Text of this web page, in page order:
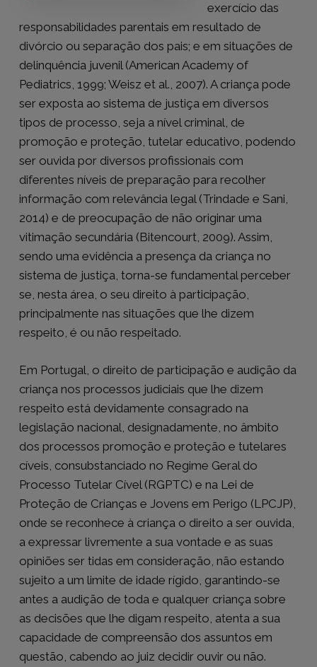
exercício das
responsabilidades parentais em resultado de
divórcio ou separação dos pais; e em situações de
delinquência juvenil (American Academy of
Pediatrics, 1999; Weisz et al., 2007). A criança pode
ser exposta ao sistema de justiça em diversos
tipos de processo, seja a nível criminal, de
promoção e proteção, tutelar educativo, podendo
ser ouvida por diversos profissionais com
diferentes níveis de preparação para recolher
informação com relevância legal (Trindade e Sani,
2014) e de preocupação de não originar uma
vitimação secundária (Bitencourt, 2009). Assim,
sendo uma evidência a presença da criança no
sistema de justiça, torna-se fundamental perceber
se, nesta área, o seu direito à participação,
principalmente nas situações que lhe dizem
respeito, é ou não respeitado.
Em Portugal, o direito de participação e audição da
criança nos processos judiciais que lhe dizem
respeito está devidamente consagrado na
legislação nacional, designadamente, no âmbito
dos processos promoção e proteção e tutelares
cíveis, consubstanciado no Regime Geral do
Processo Tutelar Cível (RGPTC) e na Lei de
Proteção de Crianças e Jovens em Perigo (LPCJP),
onde se reconhece à criança o direito a ser ouvida,
a expressar livremente a sua vontade e as suas
opiniões ser tidas em consideração, não estando
sujeito a um limite de idade rígido, garantindo-se
antes a audição de toda e qualquer criança sobre
as decisões que lhe digam respeito, atenta a sua
capacidade de compreensão dos assuntos em
questão, cabendo ao juiz decidir ouvir ou não.